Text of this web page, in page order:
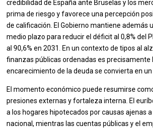
credibilidad de España ante Bruselas y los
prima de riesgo y favorece una percepción
de calificación. El Gobierno mantiene además
medio plazo para reducir el déficit al 0,8% del
al 90,6% en 2031. En un contexto de tipos al
finanzas públicas ordenadas es precisamente
encarecimiento de la deuda se convierta en un
El momento económico puede resumirse
presiones externas y fortaleza interna. El
a los hogares hipotecados por causas ajenas
nacional, mientras las cuentas públicas y el